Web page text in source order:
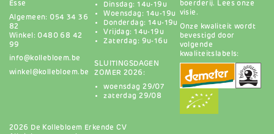
Esse
Algemeen: 054 34 36
82
Winkel: 0480 68 42
99
info@kollebloem.be
winkel@kollebloem.be
Dinsdag: 14u-19u
Woensdag: 14u-19u
Donderdag: 14u-19u
Vrijdag: 14u-19u
Zaterdag: 9u-16u
SLUITINGSDAGEN
ZOMER 2026:
woensdag 29/07
zaterdag 29/08
boerderij. Lees onze
visie.
Onze kwaliteit wordt
bevestigd door
volgende
kwaliteitslabels:
2026 De Kollebloem Erkende CV